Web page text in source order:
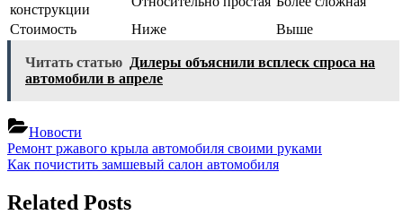
конструкции
Стоимость
Ниже Выше
Читать статью Дилеры объяснили всплеск спроса на
автомобили в апреле
Новости
Навигация
по
записям
Previous
Post:
Ремонт ржавого крыла автомобиля своими руками
Next
Как почистить замшевый салон автомобиля
Related Posts